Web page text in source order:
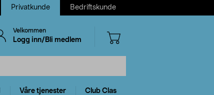
Privatkunde Bedriftskunde
Velkommen
Logg inn/Bli medlem
Våre tjenester Club Clas